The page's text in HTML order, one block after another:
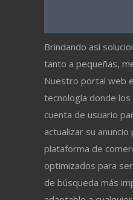
Brindando así
tanto a pequeñas,
Nuestro portal web
tecnología donde los
cuenta de usuario
actualizar su
plataforma de
optimizados para
de búsqueda más